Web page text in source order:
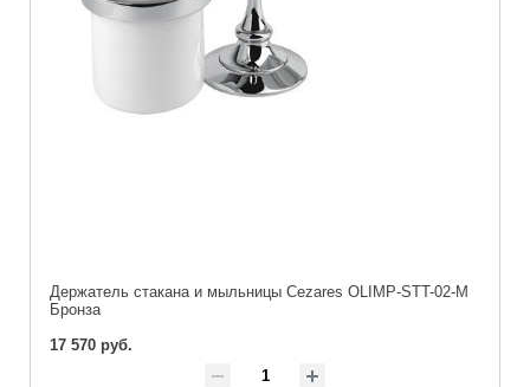
Держатель стакана и мыльницы Cezares OLIMP-STT-02-M
Бронза
17 570 руб.